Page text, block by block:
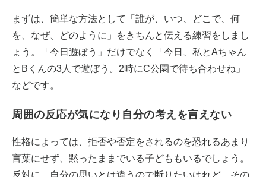
まずは、簡単な方法として「誰が、いつ、どこで、何
を、なぜ、どのように」をきちんと伝える練習をしまし
ょう。「今日遊ぼう」だけでなく「今日、私とAちゃん
とBくんの3人で遊ぼう。2時にC公園で待ち合わせね」
などです。
周囲の反応が気になり自分の考えを言えない
性格によっては、拒否や否定をされるのを恐れるあまり
言葉にせず、黙ったままでいる子どももいるでしょう。